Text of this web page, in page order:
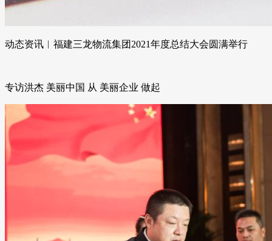
动态资讯︱福建三龙物流集团2021年度总结大会圆满举行
专访洪杰 美丽中国 从 美丽企业 做起